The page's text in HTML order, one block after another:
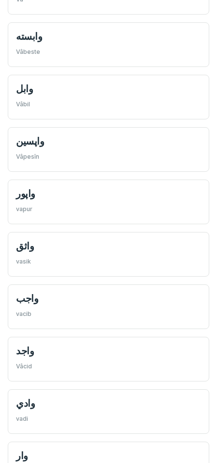
وابسته
Vâbeste
وابل
Vâbil
واپسين
Vâpesîn
واپور
vapur
واثق
vasik
واجب
vacib
واجد
Vâcid
وادي
vadi
وار